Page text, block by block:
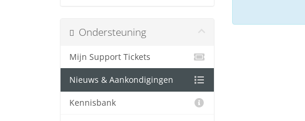
Ondersteuning
Mijn Support Tickets
Nieuws & Aankondigingen
Kennisbank